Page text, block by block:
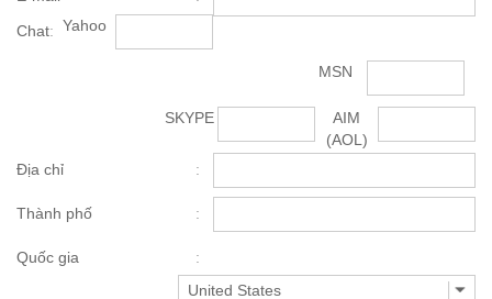
Chat
Yahoo
MSN
AIM
(AOL)
SKYPE
Địa chỉ
Thành phố
Quốc gia